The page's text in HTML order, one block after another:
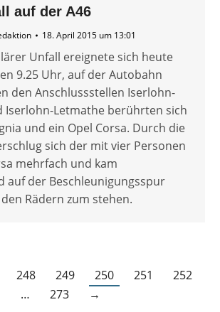
auf der A46
18. April 2015 um 13:01
Unfall ereignete sich heute
9.25 Uhr, auf der Autobahn
den Anschlussstellen Iserlohn-
Iserlohn-Letmathe berührten sich
und ein Opel Corsa. Durch die
sich der mit vier Personen
mehrfach und kam
auf der Beschleunigungsspur
Rädern zum stehen.
248 249 250 251
252
…
273 →